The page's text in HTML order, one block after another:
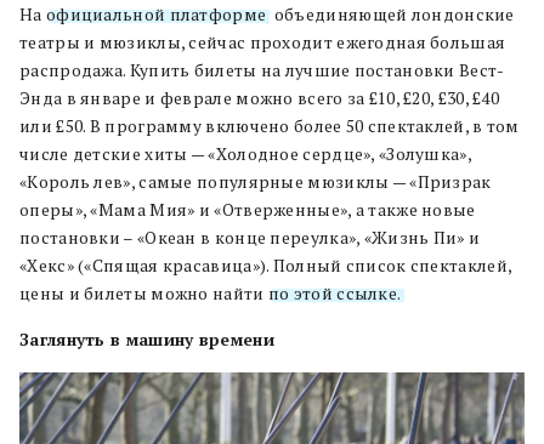
На официальной платформе, объединяющей лондонские
театры и мюзиклы, сейчас проходит ежегодная большая
распродажа. Купить билеты на лучшие постановки Вест-
Энда в январе и феврале можно всего за £10, £20, £30, £40
или £50. В программу включено более 50 спектаклей, в том
числе детские хиты — «Холодное сердце», «Золушка»,
«Король лев», самые популярные мюзиклы — «Призрак
оперы», «Мама Мия» и «Отверженные», а также новые
постановки – «Океан в конце переулка», «Жизнь Пи» и
«Хекс» («Спящая красавица»). Полный список спектаклей,
цены и билеты можно найти по этой ссылке.
Заглянуть в машину времени